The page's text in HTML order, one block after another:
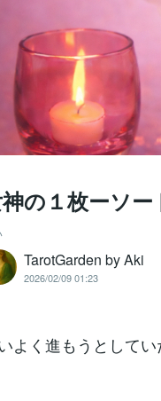
の１枚ーソー
TarotGarden by Aki
2026/02/09 01:23
よく進もうとして